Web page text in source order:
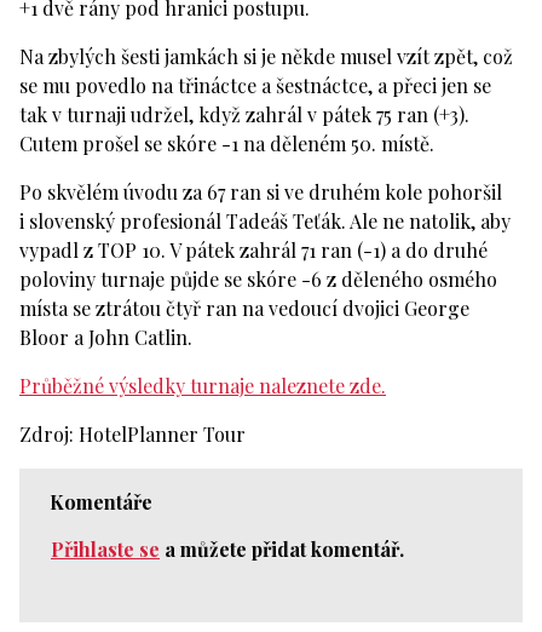
+1 dvě rány pod hranici postupu.
Na zbylých šesti jamkách si je někde musel vzít zpět, což
se mu povedlo na třináctce a šestnáctce, a přeci jen se
tak v turnaji udržel, když zahrál v pátek 75 ran (+3).
Cutem prošel se skóre -1 na děleném 50. místě.
Po skvělém úvodu za 67 ran si ve druhém kole pohoršil
i slovenský profesionál Tadeáš Teťák. Ale ne natolik, aby
vypadl z TOP 10. V pátek zahrál 71 ran (-1) a do druhé
poloviny turnaje půjde se skóre -6 z děleného osmého
místa se ztrátou čtyř ran na vedoucí dvojici George
Bloor a John Catlin.
Průběžné výsledky turnaje naleznete zde.
Zdroj: HotelPlanner Tour
Komentáře
Přihlaste se a můžete přidat komentář.